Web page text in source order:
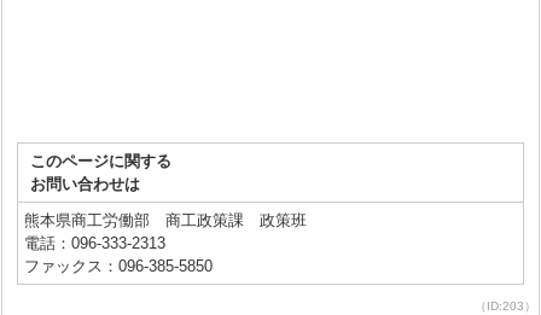
このページに関する
お問い合わせは
熊本県商工労働部 商工政策課 政策班
電話：096-333-2313
ファックス：096-385-5850
（ID:203）